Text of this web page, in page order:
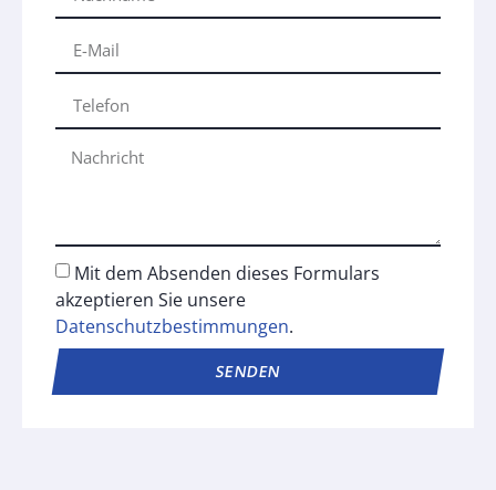
Mit dem Absenden dieses Formulars
akzeptieren Sie unsere
Datenschutzbestimmungen.
SENDEN